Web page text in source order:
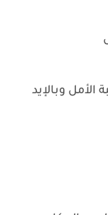
وبالإيد